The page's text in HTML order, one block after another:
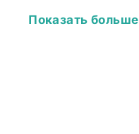
января 1855 — 2
Показать больше